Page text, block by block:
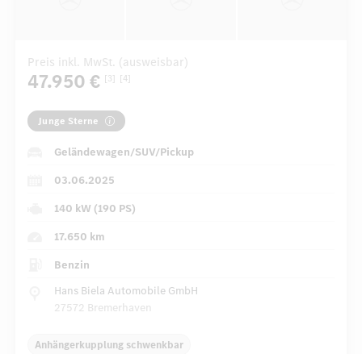
Preis inkl. MwSt. (ausweisbar)
47.950 € [3] [4]
Junge Sterne
Geländewagen/SUV/Pickup
03.06.2025
140 kW (190 PS)
17.650 km
Benzin
Hans Biela Automobile GmbH
27572 Bremerhaven
Anhängerkupplung schwenkbar